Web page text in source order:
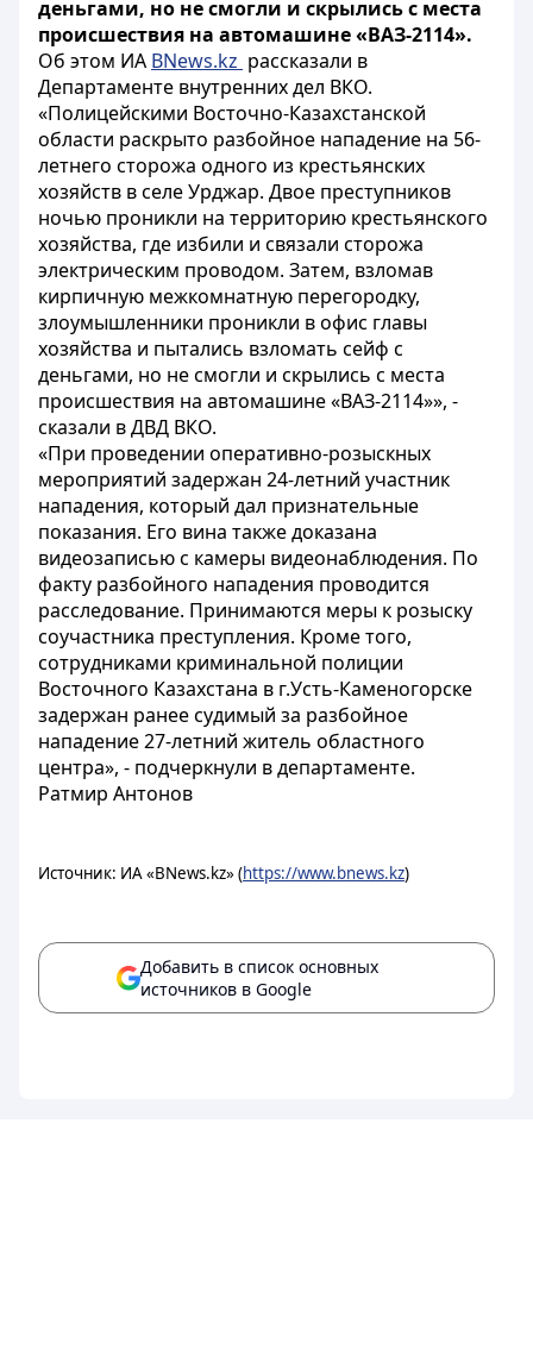
деньгами, но не смогли и скрылись с места
происшествия на автомашине «ВАЗ-2114».
Об этом ИА BNews.kz рассказали в
Департаменте внутренних дел ВКО.
«Полицейскими Восточно-Казахстанской
области раскрыто разбойное нападение на 56-
летнего сторожа одного из крестьянских
хозяйств в селе Урджар. Двое преступников
ночью проникли на территорию крестьянского
хозяйства, где избили и связали сторожа
электрическим проводом. Затем, взломав
кирпичную межкомнатную перегородку,
злоумышленники проникли в офис главы
хозяйства и пытались взломать сейф с
деньгами, но не смогли и скрылись с места
происшествия на автомашине «ВАЗ-2114»», -
сказали в ДВД ВКО.
«При проведении оперативно-розыскных
мероприятий задержан 24-летний участник
нападения, который дал признательные
показания. Его вина также доказана
видеозаписью с камеры видеонаблюдения. По
факту разбойного нападения проводится
расследование. Принимаются меры к розыску
соучастника преступления. Кроме того,
сотрудниками криминальной полиции
Восточного Казахстана в г.Усть-Каменогорске
задержан ранее судимый за разбойное
нападение 27-летний житель областного
центра», - подчеркнули в департаменте.
Ратмир Антонов
Источник: ИА «BNews.kz» (https://www.bnews.kz)
Добавить в список основных
источников в Google